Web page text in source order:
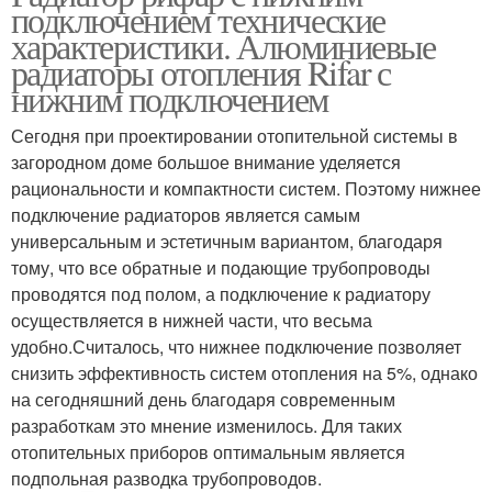
подключением технические
характеристики. Алюминиевые
радиаторы отопления Rifar с
нижним подключением
Сегодня при проектировании отопительной системы в
загородном доме большое внимание уделяется
рациональности и компактности систем. Поэтому нижнее
подключение радиаторов является самым
универсальным и эстетичным вариантом, благодаря
тому, что все обратные и подающие трубопроводы
проводятся под полом, а подключение к радиатору
осуществляется в нижней части, что весьма
удобно.Считалось, что нижнее подключение позволяет
снизить эффективность систем отопления на 5%, однако
на сегодняшний день благодаря современным
разработкам это мнение изменилось. Для таких
отопительных приборов оптимальным является
подпольная разводка трубопроводов.